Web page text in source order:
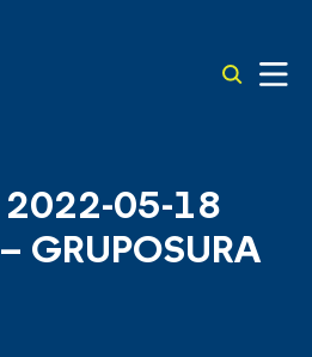
2022-05-18
GRUPOSURA